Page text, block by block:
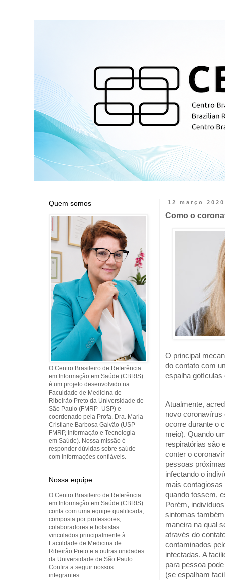
12 março 2020
Como o
O principal
do contato com
espalha
Atualmente,
novo coronavírus
ocorre durante o
meio). Quando
respiratórias são
conter o
pessoas
infectando o
mais
quando tossem,
Porém,
sintomas
maneira na qual
através do
contaminados
infectadas. A
para pessoa
(se espalham
Quem somos
O Centro Brasileiro de Referência
em Informação em Saúde (CBRIS)
é um projeto desenvolvido na
Faculdade de Medicina de
Ribeirão Preto da Universidade de
São Paulo (FMRP- USP) e
coordenado pela Profa. Dra. Maria
Cristiane Barbosa Galvão (USP-
FMRP, Informação e Tecnologia
em Saúde). Nossa missão é
responder dúvidas sobre saúde
com informações confiáveis.
Nossa equipe
O Centro Brasileiro de Referência
em Informação em Saúde (CBRIS)
conta com uma equipe qualificada,
composta por professores,
colaboradores e bolsistas
vinculados principalmente à
Faculdade de Medicina de
Ribeirão Preto e a outras unidades
da Universidade de São Paulo.
Confira a seguir nossos
integrantes.